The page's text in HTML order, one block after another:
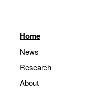
Home
News
Research
About